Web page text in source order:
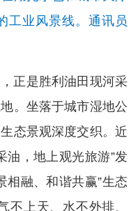
工业风景线。通讯员
正是胜利油田现河采
。坐落于城市湿地公
态景观深度交织。近
油，地上观光旅游”发
相融、和谐共赢”生态
不上天、水不外排、